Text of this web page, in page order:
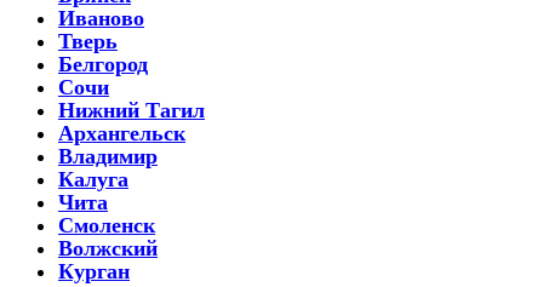
Иваново
Тверь
Белгород
Сочи
Нижний Тагил
Архангельск
Владимир
Калуга
Чита
Смоленск
Волжский
Курган